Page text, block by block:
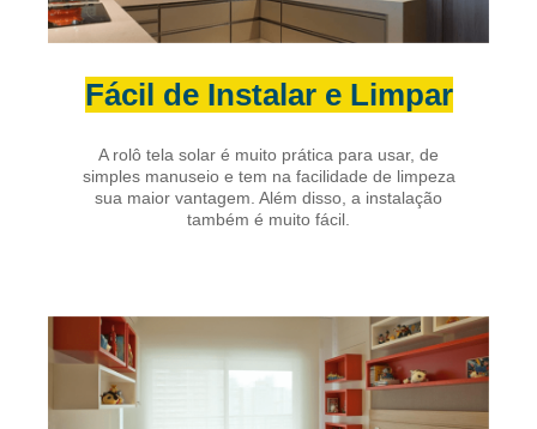
Fácil de Instalar e Limpar
A rolô tela solar é muito prática para usar, de
simples manuseio e tem na facilidade de limpeza
sua maior vantagem. Além disso, a instalação
também é muito fácil.